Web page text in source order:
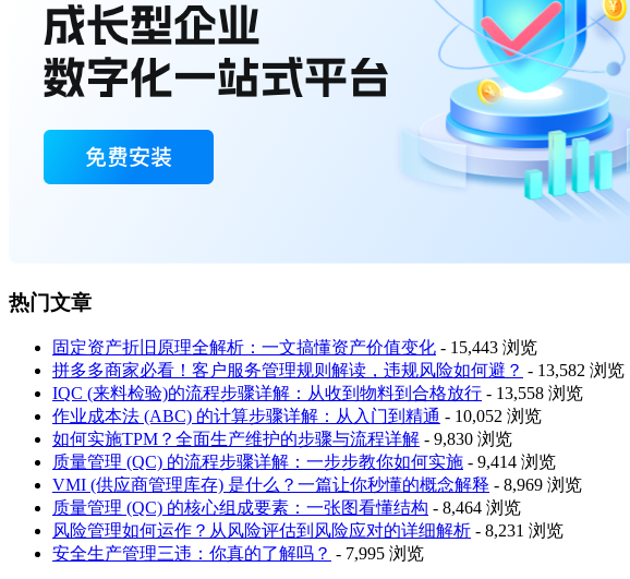
热门文章
固定资产折旧原理全解析：一文搞懂资产价值变化 - 15,443 浏览
拼多多商家必看！客户服务管理规则解读，违规风险如何避？ - 13,582 浏览
IQC (来料检验)的流程步骤详解：从收到物料到合格放行 - 13,558 浏览
作业成本法 (ABC) 的计算步骤详解：从入门到精通 - 10,052 浏览
如何实施TPM？全面生产维护的步骤与流程详解 - 9,830 浏览
质量管理 (QC) 的流程步骤详解：一步步教你如何实施 - 9,414 浏览
VMI (供应商管理库存) 是什么？一篇让你秒懂的概念解释 - 8,969 浏览
质量管理 (QC) 的核心组成要素：一张图看懂结构 - 8,464 浏览
风险管理如何运作？从风险评估到风险应对的详细解析 - 8,231 浏览
安全生产管理三违：你真的了解吗？ - 7,995 浏览